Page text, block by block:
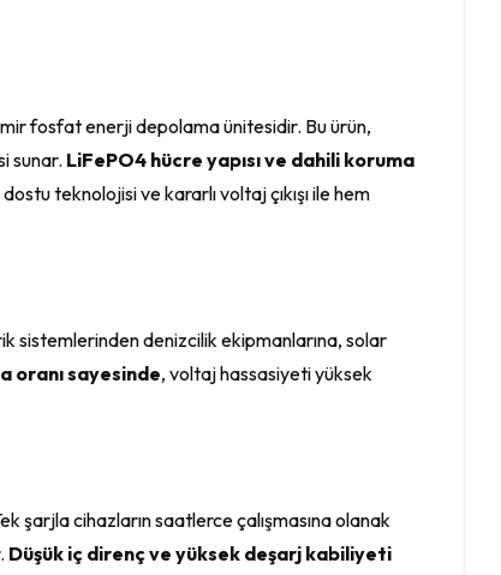
fosfat enerji depolama ünitesidir. Bu ürün,
sunar. LiFePO4 hücre yapısı ve dahili koruma
teknolojisi ve kararlı voltaj çıkışı ile hem
sistemlerinden denizcilik ekipmanlarına, solar
oranı sayesinde, voltaj hassasiyeti yüksek
şarjla cihazların saatlerce çalışmasına olanak
Düşük iç direnç ve yüksek deşarj kabiliyeti